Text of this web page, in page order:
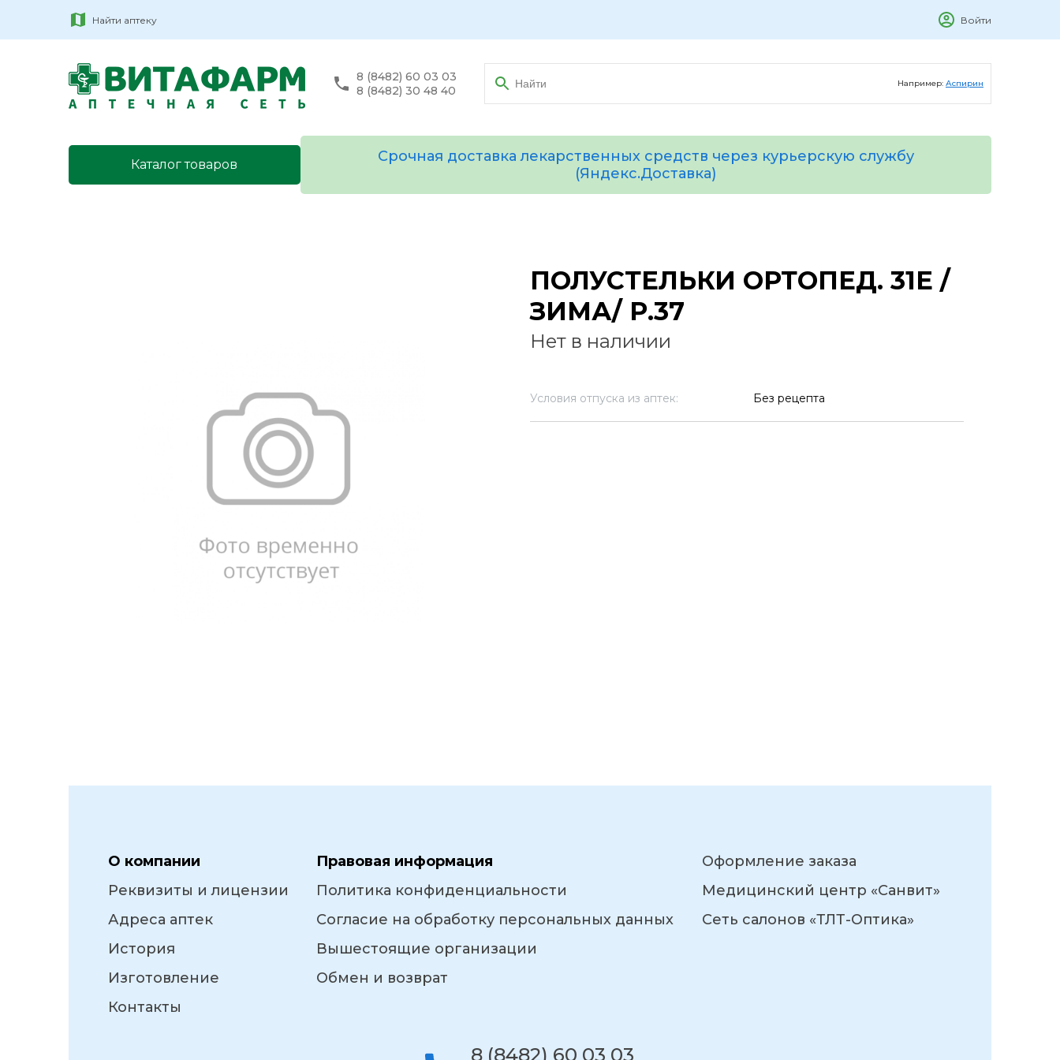
Найти аптеку Войти
8 (8482) 60 03 03
8 (8482) 30 48 40
Например: Аспирин
Каталог товаров
Срочная доставка лекарственных средств через курьерскую службу
(Яндекс.Доставка)
ПОЛУСТЕЛЬКИ ОРТОПЕД. 31Е /
ЗИМА/ Р.37
Нет в наличии
Условия отпуска из аптек: Без рецепта
О компании
Реквизиты и лицензии
Адреса аптек
История
Изготовление
Контакты
Правовая информация
Политика конфиденциальности
Согласие на обработку персональных данных
Вышестоящие организации
Обмен и возврат
Оформление заказа
Медицинский центр «Санвит»
Сеть салонов «ТЛТ-Оптика»
8 (8482) 60 03 03